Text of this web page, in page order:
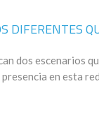
DIFERENTES
dos escenarios
en esta